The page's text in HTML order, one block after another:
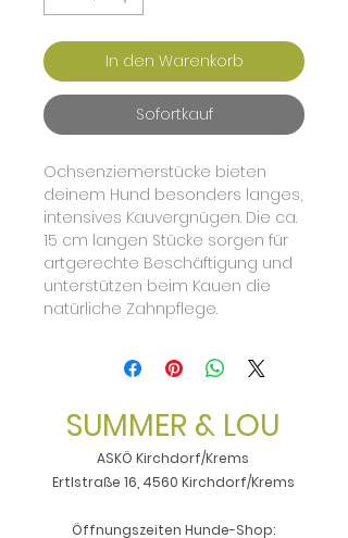
In den Warenkorb
Sofortkauf
Ochsenziemerstücke bieten
deinem Hund besonders langes,
intensives Kauvergnügen. Die ca.
15 cm langen Stücke sorgen für
artgerechte Beschäftigung und
unterstützen beim Kauen die
natürliche Zahnpflege.
SUMMER & LOU
ASKÖ Kirchdorf/Krems
Ertlstraße 16, 4560 Kirchdorf/Krems
Öffnungszeiten Hunde-Shop: